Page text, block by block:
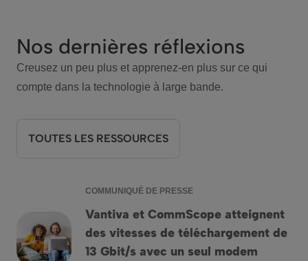
Nos dernières réflexions
Creusez un peu plus et apprenez-en plus sur ce qui
compte dans la technologie à large bande.
TOUTES LES RESSOURCES
COMMUNIQUÉ DE PRESSE
Vantiva et CommScope atteignent
des vitesses de téléchargement de
13 Gbit/s avec un seul modem
Vantiva et CommScope atteignent des vitesses de